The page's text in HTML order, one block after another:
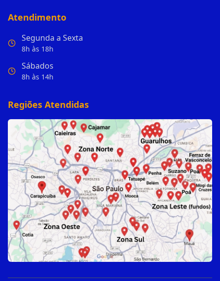
Atendimento
Segunda a Sexta
8h às 18h
Sábados
8h às 14h
Regiões Atendidas